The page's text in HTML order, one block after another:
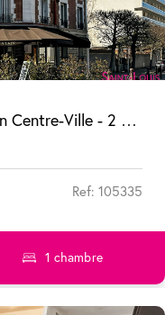
POISSY - Spécial investisseur en Centre-Ville - 2 pièces vendu loué
Ref: 105335
1 chambre